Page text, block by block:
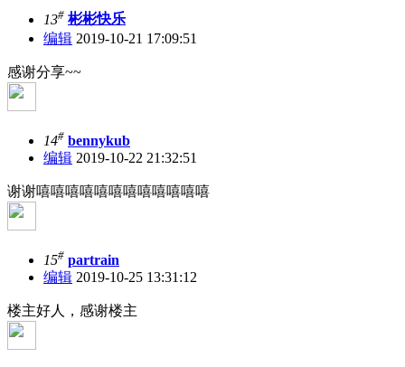
13# 彬彬快乐
编辑 2019-10-21 17:09:51
感谢分享~~
14# bennykub
编辑 2019-10-22 21:32:51
谢谢嘻嘻嘻嘻嘻嘻嘻嘻嘻嘻嘻嘻
15# partrain
编辑 2019-10-25 13:31:12
楼主好人，感谢楼主